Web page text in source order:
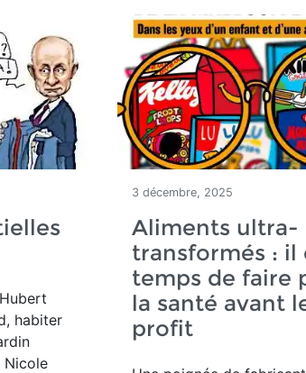
habiter
Nicole
3 décembre, 2025
Aliments ultra-
transformés : il
temps de faire
la santé avant
profit